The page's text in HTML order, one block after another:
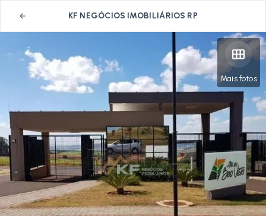
KF NEGÓCIOS IMOBILIÁRIOS RP
Mais fotos